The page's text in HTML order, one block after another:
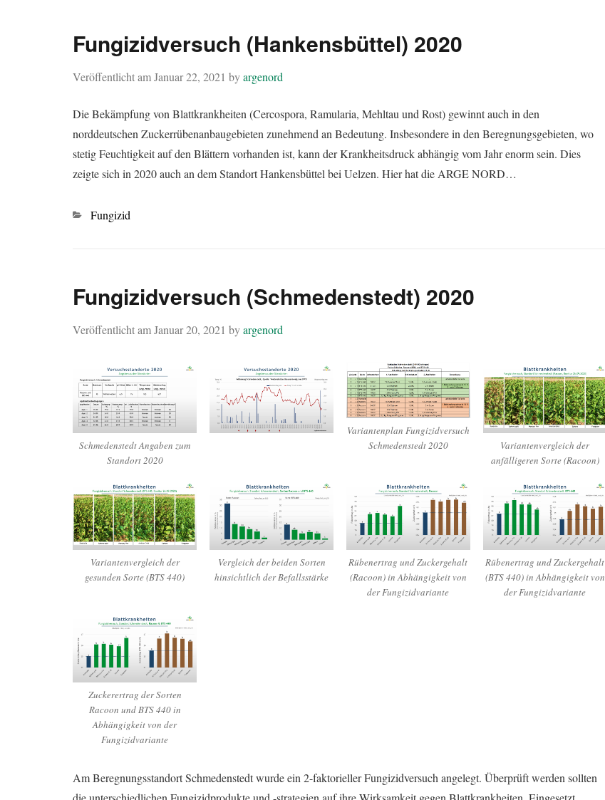
Fungizidversuch (Hankensbüttel) 2020
Veröffentlicht amJanuar 22, 2021 byargenord
Die Bekämpfung von Blattkrankheiten (Cercospora, Ramularia, Mehltau und Rost) gewinnt auch in den
norddeutschen Zuckerrübenanbaugebieten zunehmend an Bedeutung. Insbesondere in den Beregnungsgebieten, wo
stetig Feuchtigkeit auf den Blättern vorhanden ist, kann der Krankheitsdruck abhängig vom Jahr enorm sein. Dies
zeigte sich in 2020 auch an dem Standort Hankensbüttel bei Uelzen. Hier hat die ARGE NORD…
Kategorien
Fungizid
Fungizidversuch (Schmedenstedt) 2020
Veröffentlicht amJanuar 20, 2021 byargenord
Schmedenstedt Angaben zum
Standort 2020
Variantenplan Fungizidversuch
Schmedenstedt 2020
Variantenvergleich der
anfälligeren Sorte (Racoon)
Variantenvergleich der
gesunden Sorte (BTS 440)
Vergleich der beiden Sorten
hinsichtlich der Befallsstärke
Rübenertrag und Zuckergehalt
(Racoon) in Abhängigkeit von
der Fungizidvariante
Rübenertrag und Zuckergehalt
(BTS 440) in Abhängigkeit von
der Fungizidvariante
Zuckerertrag der Sorten
Racoon und BTS 440 in
Abhängigkeit von der
Fungizidvariante
Am Beregnungsstandort Schmedenstedt wurde ein 2-faktorieller Fungizidversuch angelegt. Überprüft werden sollten